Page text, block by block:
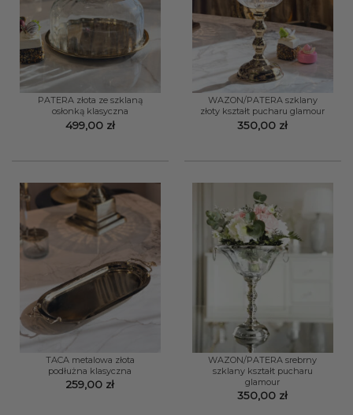
PATERA złota ze szklaną
osłonką klasyczna
499,00 zł
WAZON/PATERA szklany
złoty kształt pucharu glamour
350,00 zł
TACA metalowa złota
podłużna klasyczna
259,00 zł
WAZON/PATERA srebrny
szklany kształt pucharu
glamour
350,00 zł